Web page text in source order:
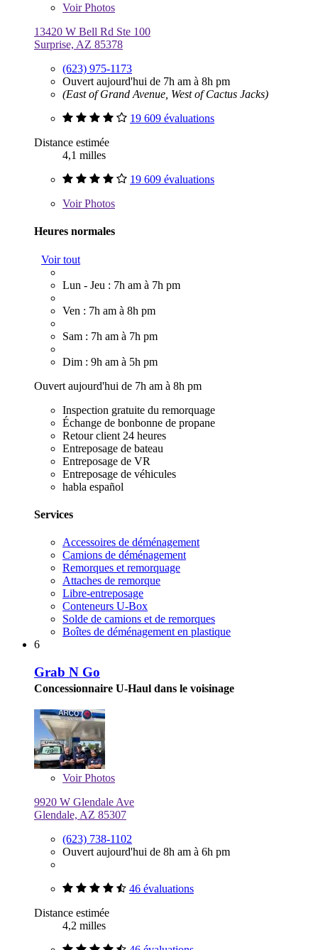
VoirPhotos
13420 W Bell Rd Ste 100
Surprise, AZ 85378
(623) 975-1173
Ouvert aujourd'hui de 7h am à 8h pm
(East of Grand Avenue, West of Cactus Jacks)
19 609 évaluations
Distance estimée
4,1 milles
19 609 évaluations
VoirPhotos
Heures normales
Voir tout
Lun - Jeu : 7h am à 7h pm
Ven : 7h am à 8h pm
Sam : 7h am à 7h pm
Dim : 9h am à 5h pm
Ouvert aujourd'hui de 7h am à 8h pm
Inspection gratuite du remorquage
Échange de bonbonne de propane
Retour client 24 heures
Entreposage de bateau
Entreposage de VR
Entreposage de véhicules
habla español
Services
Accessoires de déménagement
Camions de déménagement
Remorques et remorquage
Attaches de remorque
Libre-entreposage
Conteneurs U-Box
Solde de camions et de remorques
Boîtes de déménagement en plastique
6
Grab N Go
Concessionnaire U-Haul dans le voisinage
VoirPhotos
9920 W Glendale Ave
Glendale, AZ 85307
(623) 738-1102
Ouvert aujourd'hui de 8h am à 6h pm
46 évaluations
Distance estimée
4,2 milles